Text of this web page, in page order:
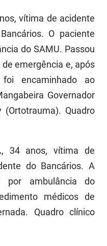
vítima de acidente
O paciente
do SAMU. Passou
emergência e, após
encaminhado ao
Governador
Quadro
, 34 anos, vítima de
do Bancários. A
por ambulância do
médicos de
Quadro clínico